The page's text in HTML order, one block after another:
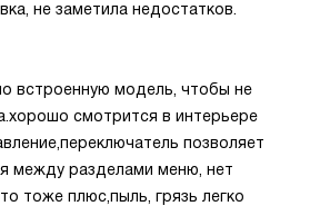
не заметила недостатков.
встроенную модель, чтобы не
смотрится в интерьере
позволяет
между разделами меню, нет
тоже плюс,пыль, грязь легко